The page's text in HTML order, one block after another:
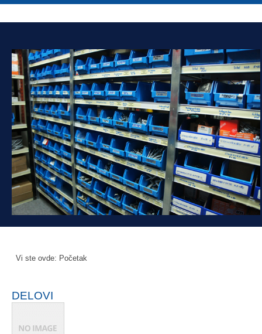
Vi ste ovde: Početak
DELOVI